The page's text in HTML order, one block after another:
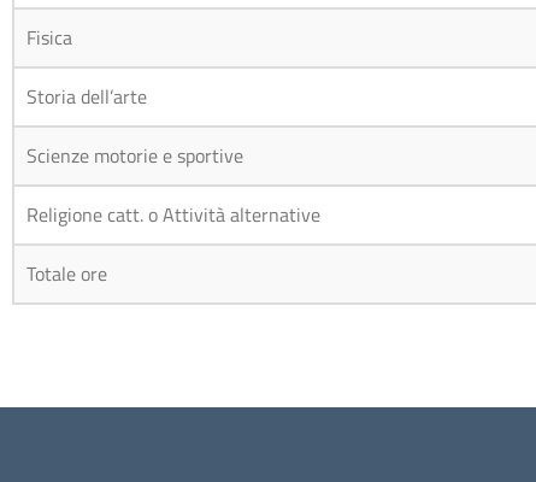
Fisica
Storia dell’arte
Scienze motorie e sportive
Religione catt. o Attività alternative
Totale ore